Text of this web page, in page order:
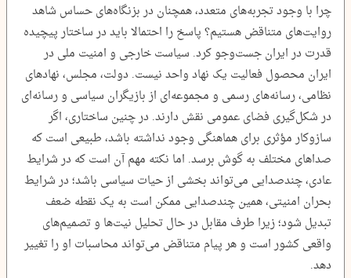
چرا با وجود تجربه‌های متعدد، همچنان در بزنگاه‌های حساس شاهد
روایت‌های متناقض هستیم؟ پاسخ را احتمالا باید در ساختار پیچیده
قدرت در ایران جست‌وجو کرد. سیاست خارجی و امنیت ملی در
ایران محصول فعالیت یک نهاد واحد نیست. دولت، مجلس، نهادهای
نظامی، رسانه‌های رسمی و مجموعه‌ای از بازیگران سیاسی و رسانه‌ای
در شکل‌گیری فضای عمومی نقش دارند. در چنین ساختاری، اگر
سازوکار مؤثری برای هماهنگی وجود نداشته باشد، طبیعی است که
صداهای مختلف به گوش برسد. اما نکته مهم آن است که در شرایط
عادی، چندصدایی می‌تواند بخشی از حیات سیاسی باشد؛ در شرایط
بحران امنیتی، همین چندصدایی ممکن است به یک نقطه ضعف
تبدیل شود؛ زیرا طرف مقابل در حال تحلیل نیت‌ها و تصمیم‌های
واقعی کشور است و هر پیام متناقض می‌تواند محاسبات او را تغییر
دهد.